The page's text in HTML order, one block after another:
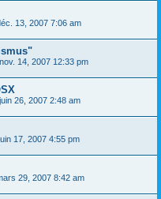
13, 2007 7:06 am
14, 2007 12:33 pm
26, 2007 2:48 am
17, 2007 4:55 pm
29, 2007 8:42 am